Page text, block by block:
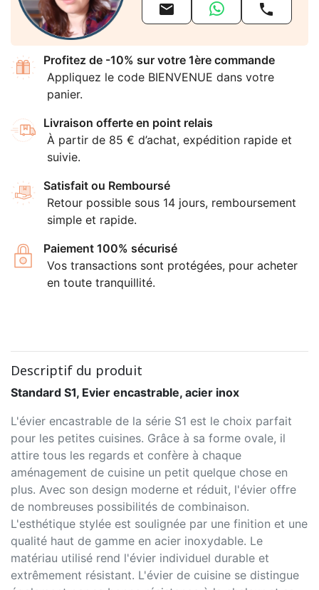
 
Profitez de -10% sur votre 1ère commande
Appliquez le code BIENVENUE dans votre
panier.
Livraison offerte en point relais
À partir de 85 € d’achat, expédition rapide et
suivie.
Satisfait ou Remboursé
Retour possible sous 14 jours, remboursement
simple et rapide.
Paiement 100% sécurisé
Vos transactions sont protégées, pour acheter
en toute tranquillité.
Descriptif du produit
Standard S1, Evier encastrable, acier inox
L'évier encastrable de la série S1 est le choix parfait
pour les petites cuisines. Grâce à sa forme ovale, il
attire tous les regards et confère à chaque
aménagement de cuisine un petit quelque chose en
plus. Avec son design moderne et réduit, l'évier offre
de nombreuses possibilités de combinaison.
L'esthétique stylée est soulignée par une finition et une
qualité haut de gamme en acier inoxydable. Le
matériau utilisé rend l'évier individuel durable et
extrêmement résistant. L'évier de cuisine se distingue